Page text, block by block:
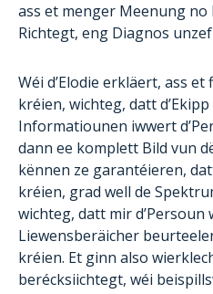
ass et menger Meenung no
Richtegt, eng Diagnos
Wéi d’Elodie erkläert, ass
kréien, wichteg, datt
Informatiounen iwwert
dann ee komplett Bild vun
kënnen ze garantéieren,
kréien, grad well de
wichteg, datt mir d’Persoun
Liewensberäicher
kréien. Et ginn also
berécksiichtegt, wéi